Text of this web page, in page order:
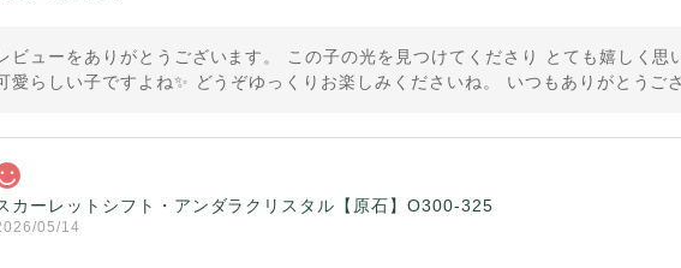
ビューをありがとうございます。 この子の光を見つけてくださり とても嬉しく
愛らしい子ですよね✨ どうぞゆっくりお楽しみくださいね。 いつもありがとうご
カーレットシフト・アンダラクリスタル【原石】O300-325
05/14